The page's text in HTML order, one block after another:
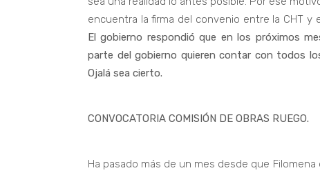
encuentra la firma del convenio entre la CHT y
El gobierno respondió que en los próximos
parte del gobierno quieren contar con todos
Ojalá sea cierto.
CONVOCATORIA COMISIÓN DE OBRAS RUEGO.
Ha pasado más de un mes desde que